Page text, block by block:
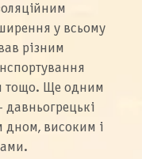
у всьому
різним
тощо. Ще одним
дном, високим і